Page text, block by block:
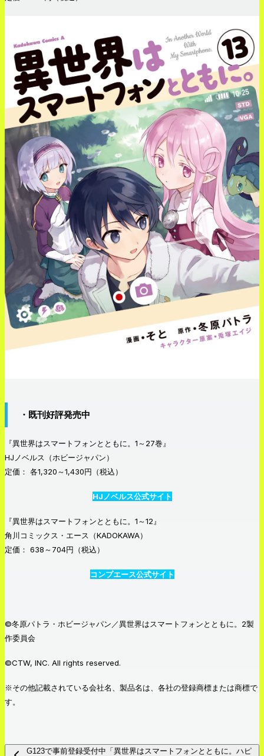
・既刊好評発売中
『異世界はスマートフォンとともに。1～27巻』
HJノベルス（ホビージャパン）
定価： 各1,320～1,430円（税込）
HJノベルス公式サイト
『異世界はスマートフォンとともに。1～12』
角川コミックス・エース（KADOKAWA）
定価： 638～704円（税込）
コンプエース公式サイト
©冬原パトラ・ホビージャパン／異世界はスマートフォンとともに。2製
作委員会
©CTW, INC. All rights reserved.
※その他記載されている会社名、製品名は、各社の登録商標または商標で
す。
G123で事前登録受付中「異世界はスマートフォンとともに。ハピ